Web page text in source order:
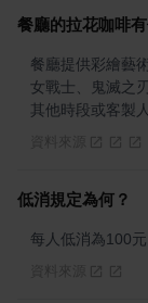
餐廳的拉花咖啡
餐廳提供彩繪藝
女戰士、鬼滅之
其他時段或客製
低消規定為何？
每人低消為100元